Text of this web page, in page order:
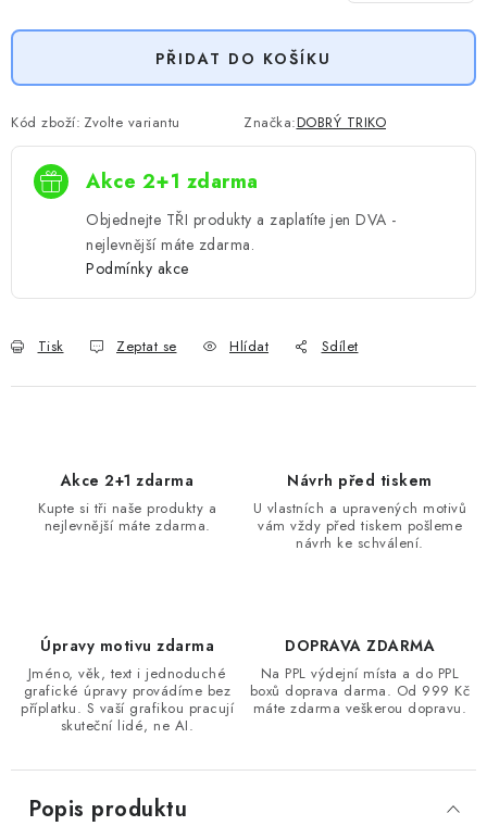
PŘIDAT DO KOŠÍKU
Kód zboží: Zvolte variantu Značka:DOBRÝ TRIKO
Akce 2+1 zdarma
Objednejte TŘI produkty a zaplatíte jen DVA -
nejlevnější máte zdarma.
Podmínky akce
Tisk Zeptat se Hlídat Sdílet
Akce 2+1 zdarma
Kupte si tři naše produkty a
nejlevnější máte zdarma.
Návrh před tiskem
U vlastních a upravených motivů
vám vždy před tiskem pošleme
návrh ke schválení.
Úpravy motivu zdarma
Jméno, věk, text i jednoduché
grafické úpravy provádíme bez
příplatku. S vaší grafikou pracují
skuteční lidé, ne AI.
DOPRAVA ZDARMA
Na PPL výdejní místa a do PPL
boxů doprava darma. Od 999 Kč
máte zdarma veškerou dopravu.
Popis produktu